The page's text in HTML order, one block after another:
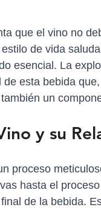
que el vino no
de vida
esencial. La
esta bebida
un
y su
proceso
hasta el
de la bebida.